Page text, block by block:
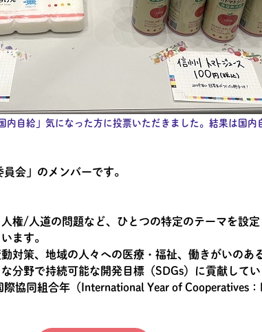
内自給」気になった方に投票いただきました。結果は国内
会」のメンバーです。
権/人道の問題など、ひとつの特定のテーマを設定
ます。
対策、地域の人々への医療・福祉、働きがいのあ
分野で持続可能な開発目標（SDGs）に貢献して
協同組合年（International Year of Cooperatives：